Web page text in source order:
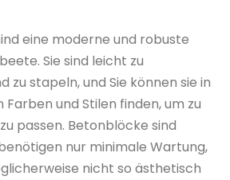
eine moderne und robuste
Sie sind leicht zu
zu stapeln, und Sie können sie in
und Stilen finden, um zu
passen. Betonblöcke sind
nur minimale Wartung,
nicht so ästhetisch